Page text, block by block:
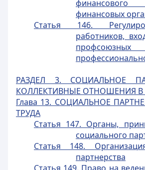
финансовых
Статья 146.
работников,
РАЗДЕЛ 3. СОЦИАЛЬНОЕ
КОЛЛЕКТИВНЫЕ ОТНОШЕНИЯ В
Глава 13. СОЦИАЛЬНОЕ
ТРУДА
Статья 147. Органы,
социального
Статья 148.
партнерства